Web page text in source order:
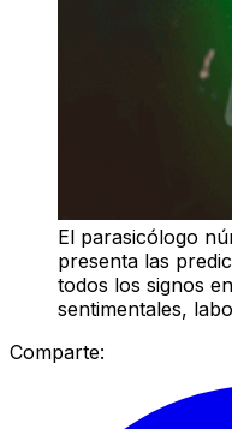
El parasicólogo
presenta las
todos los signos
sentimentales,
Comparte: